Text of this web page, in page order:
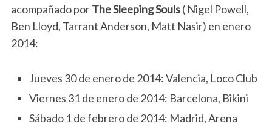
acompañado porThe Sleeping Souls( Nigel Powell,
Ben Lloyd, Tarrant Anderson, Matt Nasir) en enero
2014:
Jueves 30 de enero de 2014: Valencia, Loco Club
Viernes 31 de enero de 2014: Barcelona, Bikini
Sábado 1 de febrero de 2014: Madrid, Arena